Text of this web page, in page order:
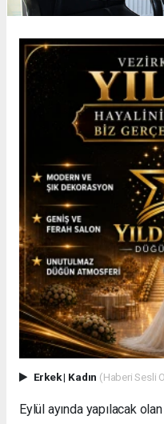
Erkek| Kadın (Haberi Sesli
Eylül ayında yapılacak